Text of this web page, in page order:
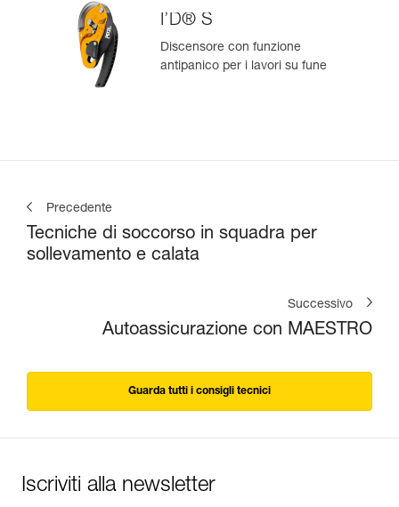
I’D® S
Discensore con funzione
antipanico per i lavori su fune
Precedente
Tecniche di soccorso in squadra per
sollevamento e calata
Successivo
Autoassicurazione con MAESTRO
Guarda tutti i consigli tecnici
Iscriviti alla newsletter